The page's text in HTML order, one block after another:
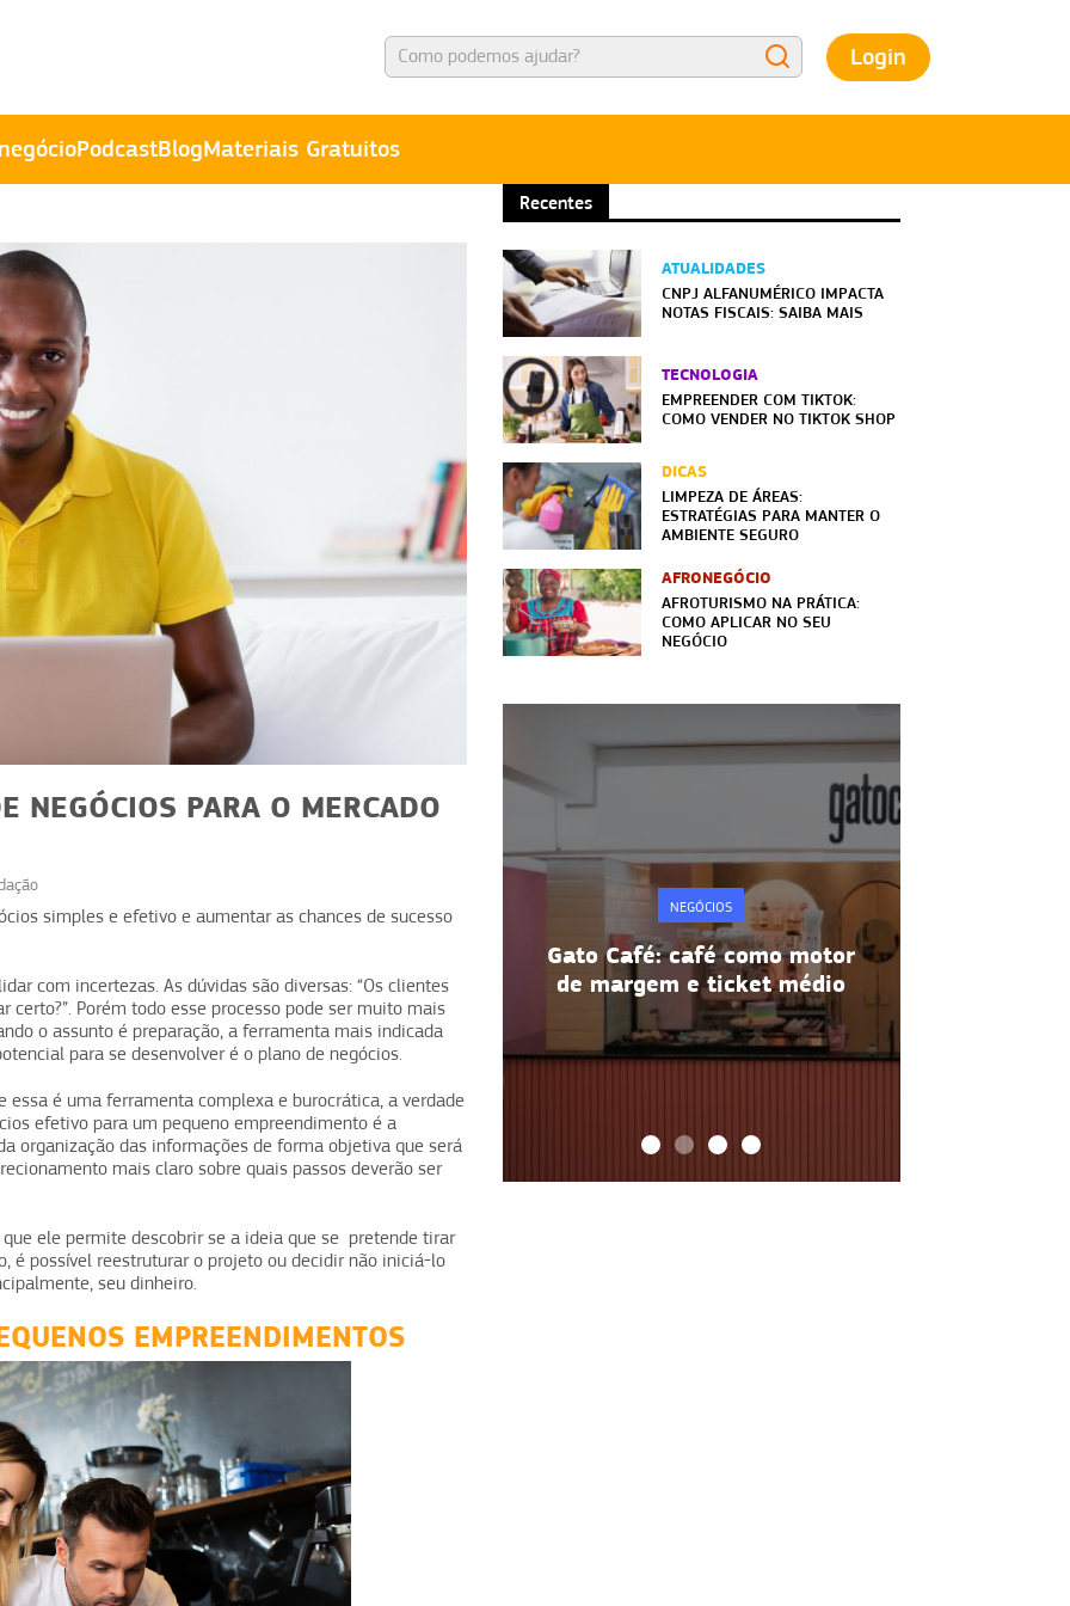
Login
PodcastBlogMateriais Gratuitos
NEGÓCIOS PARA O MERCADO
simples e efetivo e aumentar as chances de sucesso
com incertezas. As dúvidas são diversas: “Os clientes
certo?”. Porém todo esse processo pode ser muito mais
o assunto é preparação, a ferramenta mais indicada
para se desenvolver é o plano de negócios.
é uma ferramenta complexa e burocrática, a verdade
efetivo para um pequeno empreendimento é a
organização das informações de forma objetiva que será
mais claro sobre quais passos deverão ser
ele permite descobrir se a ideia que se pretende tirar
é possível reestruturar o projeto ou decidir não iniciá-lo
seu dinheiro.
EMPREENDIMENTOS
Recentes
ATUALIDADES
CNPJ ALFANUMÉRICO IMPACTA
NOTAS FISCAIS: SAIBA MAIS
TECNOLOGIA
EMPREENDER COM TIKTOK:
COMO VENDER NO TIKTOK SHOP
DICAS
LIMPEZA DE ÁREAS:
ESTRATÉGIAS PARA MANTER O
AMBIENTE SEGURO
AFRONEGÓCIO
AFROTURISMO NA PRÁTICA:
COMO APLICAR NO SEU
NEGÓCIO
NEGÓCIOS
aumente vendas recorrentes
NEGÓCIOS
Gato Café: café como motor
de margem e ticket médio
1 2 3 4